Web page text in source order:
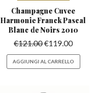
Champagne Cuvee
Harmonie FranckPascal
Blanc de Noirs 2010
€121.00€119.00
AGGIUNGI AL CARRELLO